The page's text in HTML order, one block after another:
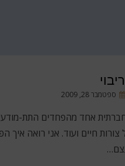
פורסםספטמבר 28, 2009
אחד מהפחדים התת-
צורות חיים ועוד. אני רואה